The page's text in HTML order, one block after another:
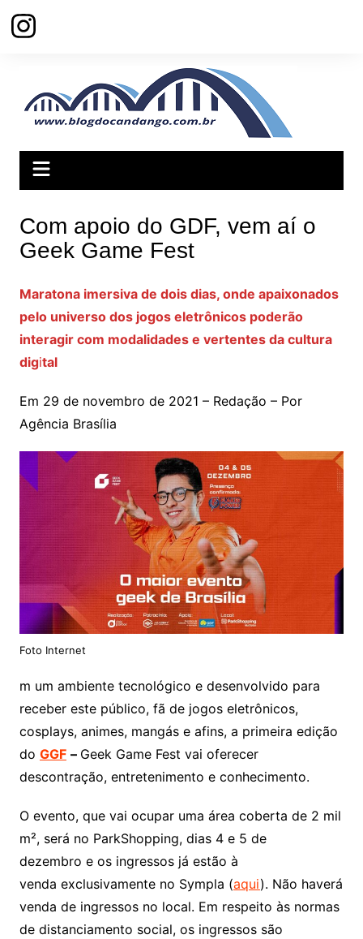
para
Com apoio do GDF, vem aí o
Geek Game Fest
Maratona imersiva de dois dias, onde apaixonados
pelo universo dos jogos eletrônicos poderão
interagir com modalidades e vertentes da cultura
digital
Em 29 de novembro de 2021 – Redação – Por
Agência Brasília
Foto Internet
m um ambiente tecnológico e desenvolvido para
receber este público, fã de jogos eletrônicos,
cosplays, animes, mangás e afins, a primeira edição
do GGF – Geek Game Fest vai oferecer
descontração, entretenimento e conhecimento.
O evento, que vai ocupar uma área coberta de 2 mil
m², será no ParkShopping, dias 4 e 5 de
dezembro e os ingressos já estão à
venda exclusivamente no Sympla (aqui). Não haverá
venda de ingressos no local. Em respeito às normas
de distanciamento social, os ingressos são